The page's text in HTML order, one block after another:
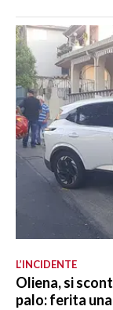
L’INCIDENTE
Oliena, si
palo: ferita